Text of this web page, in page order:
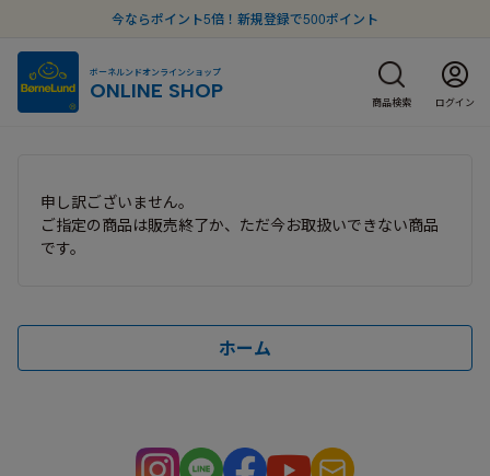
今ならポイント5倍！新規登録で500ポイント
ボーネルンドオンラインショップ
ONLINE SHOP 商品検索 ログイン
申し訳ございません。
ご指定の商品は販売終了か、ただ今お取扱いできない商品
です。
ホーム